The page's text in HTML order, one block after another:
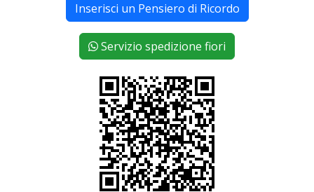
Inserisci un Pensiero di Ricordo
Servizio spedizione fiori